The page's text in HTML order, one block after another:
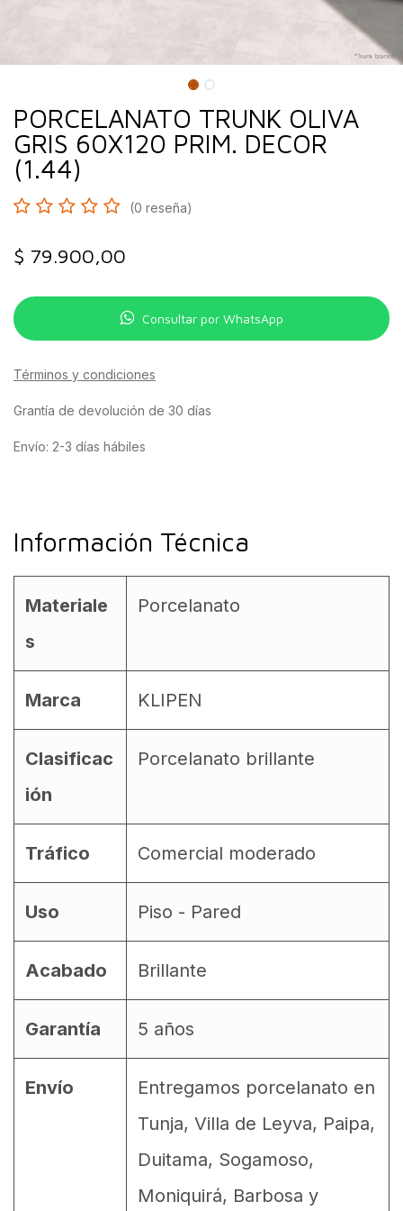
PORCELANATO TRUNK OLIVA
GRIS 60X120 PRIM. DECOR
(1.44)
(0 reseña)
$ 79.900,00
Consultar por WhatsApp
Términos y condiciones
Grantía de devolución de 30 días
Envío: 2-3 días hábiles
Información Técnica
Materiale
s
Porcelanato
Marca KLIPEN
Clasificac
ión
Porcelanato brillante
Tráfico Comercial moderado
Uso Piso - Pared
Acabado Brillante
Garantía 5 años
Envío
Entregamos porcelanato en
Tunja, Villa de Leyva, Paipa,
Duitama, Sogamoso,
Moniquirá, Barbosa y